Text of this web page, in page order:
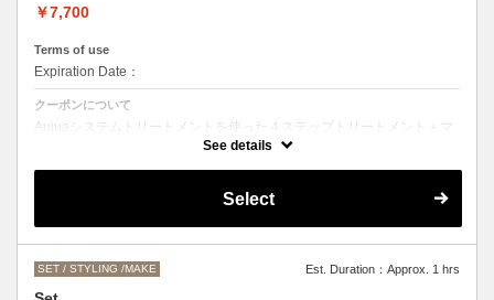
￥7,700
Terms of use
Expiration Date：
クーポンについて
Aujuaシステムトリートメントを使った４ステップトリートメント＋マ
See details
Select
SET / STYLING /MAKE Est. Duration：Approx. 1 hrs